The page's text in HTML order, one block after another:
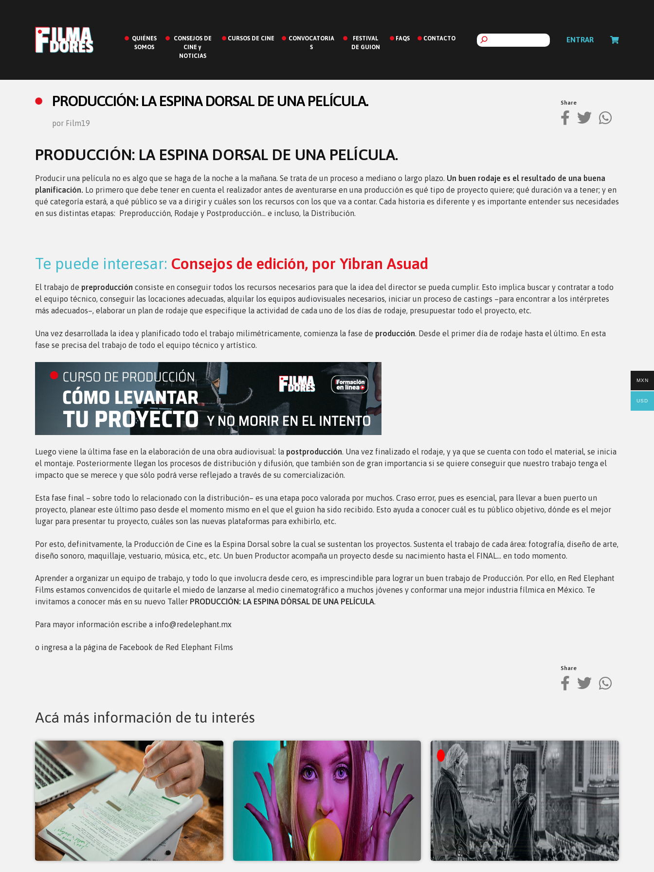
QUIÉNES
SOMOS
CONSEJOS DE
CINE y
NOTICIAS
CURSOS DE CINE
CONVOCATORIA
S
FESTIVAL
DE GUION
FAQS CONTACTO ENTRAR
PRODUCCIÓN: LA ESPINA DORSAL DE UNA PELÍCULA.
por Film19
Share
PRODUCCIÓN: LA ESPINA DORSAL DE UNA PELÍCULA.
Producir una película no es algo que se haga de la noche a la mañana. Se trata de un proceso a mediano o largo plazo. Un buen rodaje es el resultado de una buena
planificación. Lo primero que debe tener en cuenta el realizador antes de aventurarse en una producción es qué tipo de proyecto quiere; qué duración va a tener; y en
qué categoría estará, a qué público se va a dirigir y cuáles son los recursos con los que va a contar. Cada historia es diferente y es importante entender sus necesidades
en sus distintas etapas: Preproducción, Rodaje y Postproducción… e incluso, la Distribución.
Te puede interesar: Consejos de edición, por Yibran Asuad
El trabajo de preproducción consiste en conseguir todos los recursos necesarios para que la idea del director se pueda cumplir. Esto implica buscar y contratar a todo
el equipo técnico, conseguir las locaciones adecuadas, alquilar los equipos audiovisuales necesarios, iniciar un proceso de castings –para encontrar a los intérpretes
más adecuados–, elaborar un plan de rodaje que especifique la actividad de cada uno de los días de rodaje, presupuestar todo el proyecto, etc.
Una vez desarrollada la idea y planificado todo el trabajo milimétricamente, comienza la fase de producción. Desde el primer día de rodaje hasta el último. En esta
fase se precisa del trabajo de todo el equipo técnico y artístico.
Luego viene la última fase en la elaboración de una obra audiovisual: la postproducción. Una vez finalizado el rodaje, y ya que se cuenta con todo el material, se inicia
el montaje. Posteriormente llegan los procesos de distribución y difusión, que también son de gran importancia si se quiere conseguir que nuestro trabajo tenga el
impacto que se merece y que sólo podrá verse reflejado a través de su comercialización.
Esta fase final – sobre todo lo relacionado con la distribución– es una etapa poco valorada por muchos. Craso error, pues es esencial, para llevar a buen puerto un
proyecto, planear este último paso desde el momento mismo en el que el guion ha sido recibido. Esto ayuda a conocer cuál es tu público objetivo, dónde es el mejor
lugar para presentar tu proyecto, cuáles son las nuevas plataformas para exhibirlo, etc.
Por esto, definitvamente, la Producción de Cine es la Espina Dorsal sobre la cual se sustentan los proyectos. Sustenta el trabajo de cada área: fotografía, diseño de arte,
diseño sonoro, maquillaje, vestuario, música, etc., etc. Un buen Productor acompaña un proyecto desde su nacimiento hasta el FINAL… en todo momento.
Aprender a organizar un equipo de trabajo, y todo lo que involucra desde cero, es imprescindible para lograr un buen trabajo de Producción. Por ello, en Red Elephant
Films estamos convencidos de quitarle el miedo de lanzarse al medio cinematográfico a muchos jóvenes y conformar una mejor industria fílmica en México. Te
invitamos a conocer más en su nuevo Taller PRODUCCIÓN: LA ESPINA DÓRSAL DE UNA PELÍCULA.
Para mayor información escribe a info@redelephant.mx
o ingresa a la página de Facebook de Red Elephant Films
Share
Acá más información de tu interés
MXN
USD